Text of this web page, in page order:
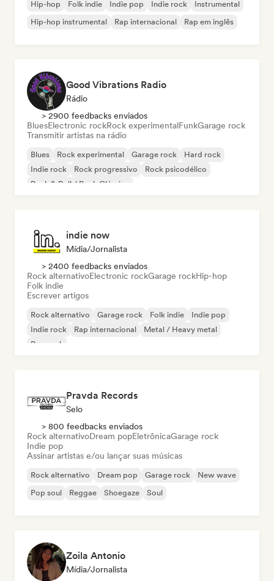
Hip-hop Folk indie Indie pop Indie rock
Instrumental
Hip-hop instrumental
Rap internacional Rap em inglês
Good Vibrations Radio
Rádio
> 2900 feedbacks enviados
BluesElectronic rockRock experimentalFunkGarage rock
Transmitir artistas na rádio
Blues Rock experimental Garage rock
Hard rock
Indie rock
Rock progressivo
Rock psicodélico
Rock & Roll / Rock Clássico
indie now
Mídia/Jornalista
> 2400 feedbacks enviados
Rock alternativoElectronic rockGarage rockHip-hop
Folk indie
Escrever artigos
Rock alternativo Garage rock Folk indie
Indie pop
Indie rock
Rap internacional
Metal / Heavy metal
Pop rock
Pravda Records
Selo
> 800 feedbacks enviados
Rock alternativoDream popEletrônicaGarage rock
Indie pop
Assinar artistas e/ou lançar suas músicas
Rock alternativo Dream pop Garage rock
New wave
Pop soul
Reggae Shoegaze Soul
Zoila Antonio
Mídia/Jornalista